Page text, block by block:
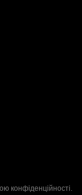
конфіденційності.